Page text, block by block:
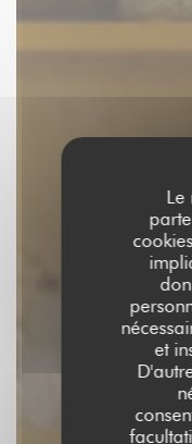
Le
et